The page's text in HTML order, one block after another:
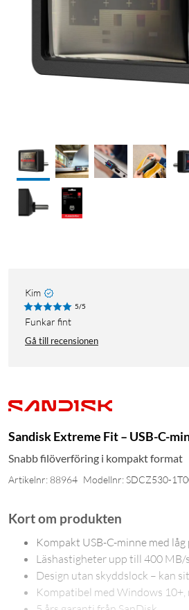
Kim
5/5
Funkar fint
Gå till recensionen
Sandisk Extreme Fit – USB-C-
Snabb filöverföring i kompakt format
Artikelnr: 88964 Modellnr: SDCZ530-
Kort om produkten
Kompakt USB-C-minne med låg
Läshastigheter upp till 400 MB/
Design utan skyddslock – kan
Kompatibel med Windows 10+,